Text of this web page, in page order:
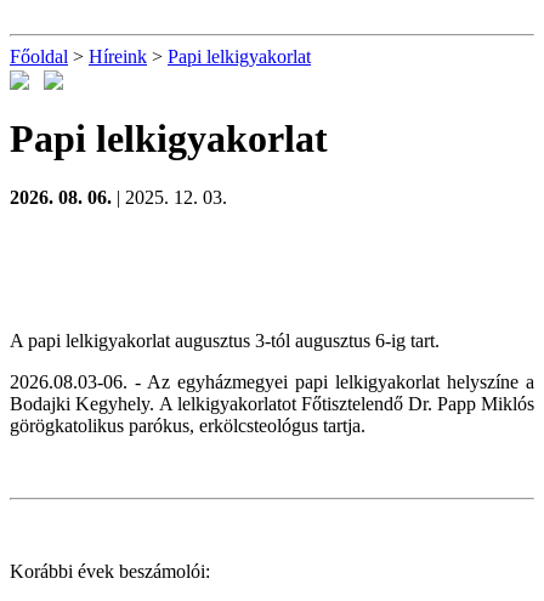
Főoldal > Híreink > Papi lelkigyakorlat
Papi lelkigyakorlat
2026. 08. 06. | 2025. 12. 03.
A papi lelkigyakorlat augusztus 3-tól augusztus 6-ig tart.
2026.08.03-06. - Az egyházmegyei papi lelkigyakorlat helyszíne a
Bodajki Kegyhely. A lelkigyakorlatot Főtisztelendő Dr. Papp Miklós
görögkatolikus parókus, erkölcsteológus tartja.
Korábbi évek beszámolói: